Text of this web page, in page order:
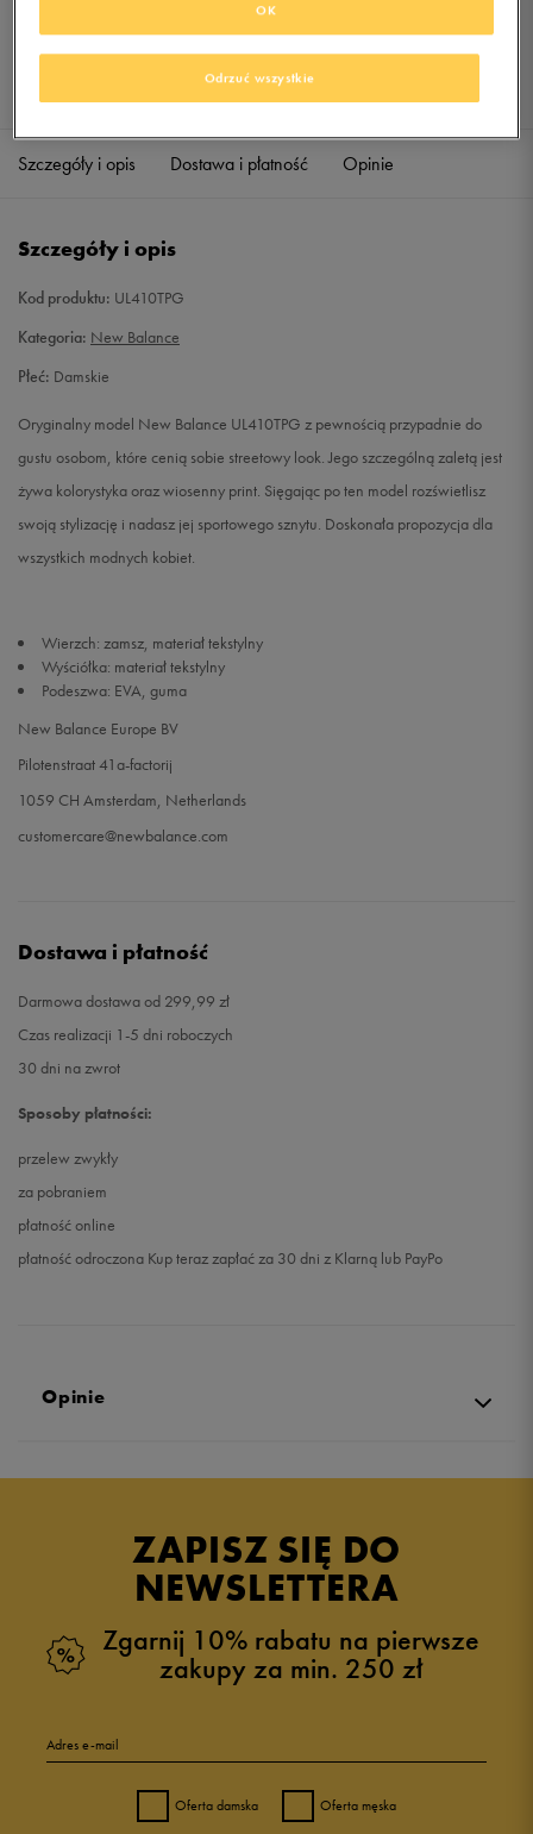
Wybierz rozmiar
36 22,5 cm
37 23,5 cm Powiadom o dostępności
37,5 24 cm Powiadom o dostępności
Sprawdź dostępność w salonach
Szczegóły i opis Dostawa i płatność Opinie
Szczegóły i opis
Kod produktu: UL410TPG
Kategoria: New Balance
Płeć: Damskie
Oryginalny model New Balance UL410TPG z pewnością przypadnie do
gustu osobom, które cenią sobie streetowy look. Jego szczególną zaletą jest
żywa kolorystyka oraz wiosenny print. Sięgając po ten model rozświetlisz
swoją stylizację i nadasz jej sportowego sznytu. Doskonała propozycja dla
wszystkich modnych kobiet.
Wierzch: zamsz, materiał tekstylny
Wyściółka: materiał tekstylny
Podeszwa: EVA, guma
New Balance Europe BV
Pilotenstraat 41a-factorij
1059 CH Amsterdam, Netherlands
customercare@newbalance.com
Dostawa i płatność
Darmowa dostawa od 299,99 zł
Czas realizacji 1-5 dni roboczych
30 dni na zwrot
Sposoby płatności:
przelew zwykły
za pobraniem
płatność online
płatność odroczona Kup teraz zapłać za 30 dni z Klarną lub PayPo
Opinie
ZAPISZ SIĘ DO
NEWSLETTERA
Zgarnij 10% rabatu na pierwsze
zakupy za min. 250 zł
Adres e-mail
Oferta damska Oferta męska
Odrzuć wszystkie
OK